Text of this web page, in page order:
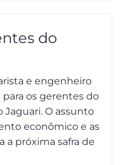
do
e engenheiro
os gerentes do
Jaguari. O assunto
econômico e as
a próxima safra de